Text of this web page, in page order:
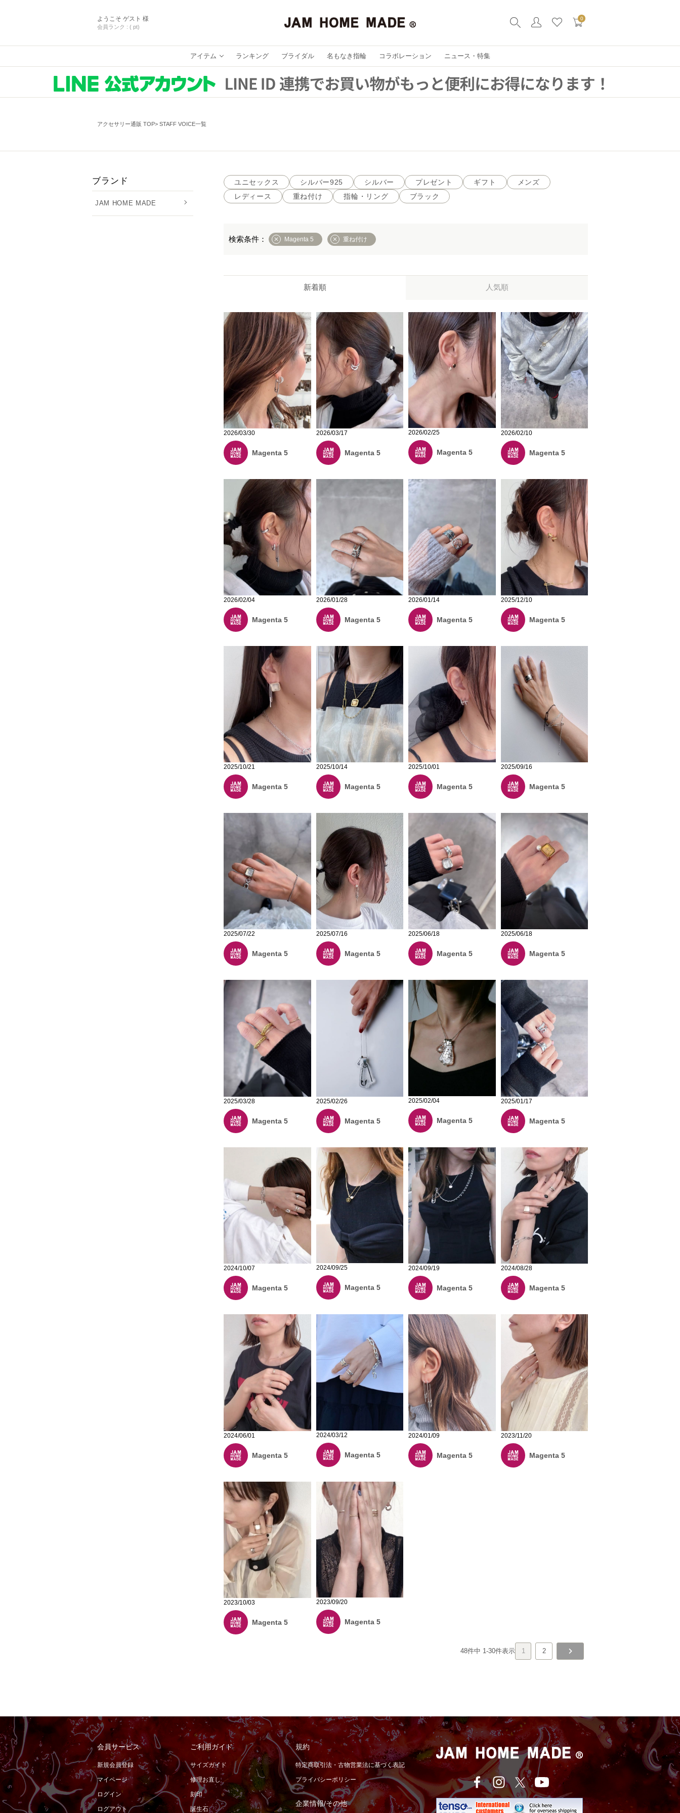
ようこそ ゲスト 様
会員ランク : ( pt)
0
アイテム ランキング ブライダル 名もなき指輪 コラボレーション ニュース・特集
アクセサリー通販 TOP STAFF VOICE一覧
ブランド
JAM HOME MADE
ユニセックス シルバー925 シルバー プレゼント ギフト
メンズ
レディース
重ね付け 指輪・リング ブラック
Magenta 5 重ね付け
新着順 人気順
2026/03/30
Magenta 5
2026/03/17
Magenta 5
2026/02/25
Magenta 5
2026/02/10
Magenta 5
2026/02/04
Magenta 5
2026/01/28
Magenta 5
2026/01/14
Magenta 5
2025/12/10
Magenta 5
2025/10/21
Magenta 5
2025/10/14
Magenta 5
2025/10/01
Magenta 5
2025/09/16
Magenta 5
2025/07/22
Magenta 5
2025/07/16
Magenta 5
2025/06/18
Magenta 5
2025/06/18
Magenta 5
2025/03/28
Magenta 5
2025/02/26
Magenta 5
2025/02/04
Magenta 5
2025/01/17
Magenta 5
2024/10/07
Magenta 5
2024/09/25
Magenta 5
2024/09/19
Magenta 5
2024/08/28
Magenta 5
2024/06/01
Magenta 5
2024/03/12
Magenta 5
2024/01/09
Magenta 5
2023/11/20
Magenta 5
2023/10/03
Magenta 5
2023/09/20
Magenta 5
48件中 1 -30件表示 1 2
会員サービス
新規会員登録
マイページ
ログイン
ログアウト
ご利用ガイド
サイズガイド
修理お直し
刻印
誕生石
規約
特定商取引法・古物営業法に基づく表記
プライバシーポリシー
企業情報/その他